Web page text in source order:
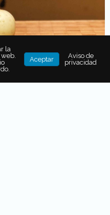
la
Aceptar
Aviso de
privacidad